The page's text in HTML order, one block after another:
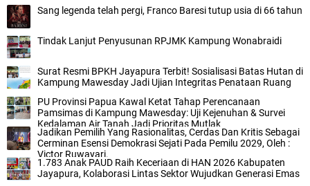
Sang legenda telah pergi, Franco Baresi tutup usia di 66 tahun
Tindak Lanjut Penyusunan RPJMK Kampung Wonabraidi
Surat Resmi BPKH Jayapura Terbit! Sosialisasi Batas Hutan di
Kampung Mawesday Jadi Ujian Integritas Penataan Ruang
PU Provinsi Papua Kawal Ketat Tahap Perencanaan
Pamsimas di Kampung Mawesday: Uji Kejenuhan & Survei
Kedalaman Air Tanah Jadi Prioritas Mutlak
Jadikan Pemilih Yang Rasionalitas, Cerdas Dan Kritis Sebagai
Cerminan Esensi Demokrasi Sejati Pada Pemilu 2029, Oleh :
Victor Ruwayari.
1.783 Anak PAUD Raih Keceriaan di HAN 2026 Kabupaten
Jayapura, Kolaborasi Lintas Sektor Wujudkan Generasi Emas